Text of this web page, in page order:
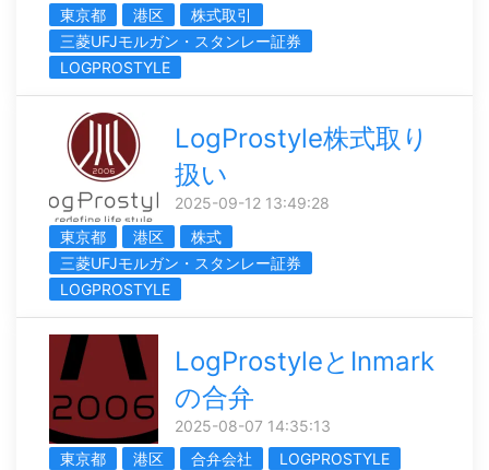
東京都 港区
株式取引
三菱UFJモルガン・スタンレー証券
LOGPROSTYLE
LogProstyle株式取り
扱い
2025-09-12 13:49:28
東京都
港区
株式
三菱UFJモルガン・スタンレー証券
LOGPROSTYLE
LogProstyleとInmark
の合弁
2025-08-07 14:35:13
東京都
港区 合弁会社
LOGPROSTYLE